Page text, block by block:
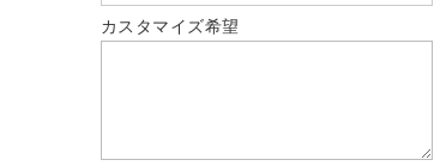
カスタマイズ希望